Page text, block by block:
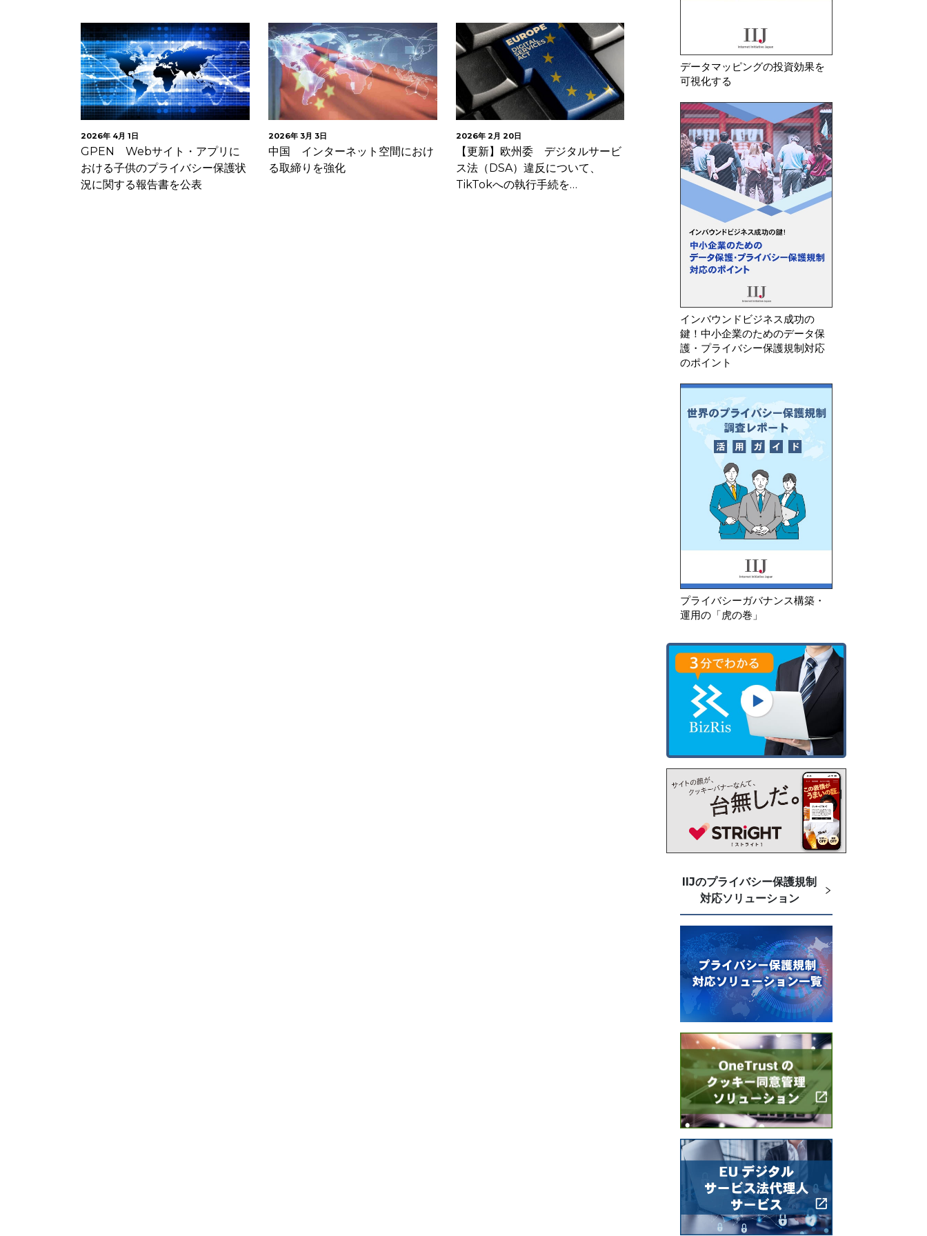
2026年 4月 1日
GPEN Webサイト・アプリに
おける子供のプライバシー保護状
況に関する報告書を公表
2026年 3月 3日
中国 インターネット空間におけ
る取締りを強化
2026年 2月 20日
【更新】欧州委 デジタルサービ
ス法（DSA）違反について、
TikTokへの執行手続を…
2026年 1月 5日
米国テキサス州 テキサス州民か
らの違法な情報取得について、テ
レビメーカー5社を提訴
2026年 6月 5日
米テキサス州 司
WhatsAppらのプ
データマッピングの投資効果を
可視化する
インバウンドビジネス成功の
鍵！中小企業のためのデータ保
護・プライバシー保護規制対応
のポイント
プライバシーガバナンス構築・
運用の「虎の巻」
IIJのプライバシー保護規制
対応ソリューション